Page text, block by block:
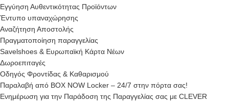
Εγγύηση Αυθεντικότητας Προϊόντων
Έντυπο υπαναχώρησης
Αναζήτηση Αποστολής
Πραγματοποίηση παραγγελίας
Savelshoes & Ευρωπαϊκή Κάρτα Νέων
Δωροεπιταγές
Οδηγός Φροντίδας & Καθαρισμού
Παραλαβή από BOX NOW Locker – 24/7 στην πόρτα σας!
Ενημέρωση για την Παράδοση της Παραγγελίας σας με CLEVER